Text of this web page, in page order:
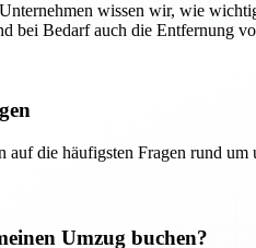
wissen wir, wie
bei Bedarf auch die Entfernung
die häufigsten Fragen rund um
Umzug buchen?